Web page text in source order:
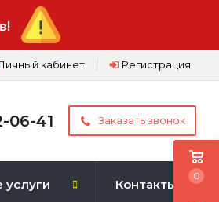
Регистрация
кабинет
06-41 Заказать звонок
услуги Контакты
0